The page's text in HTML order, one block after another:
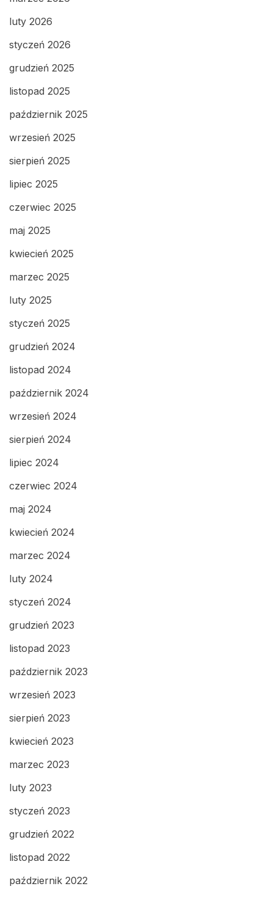
luty 2026
styczeń 2026
grudzień 2025
listopad 2025
październik 2025
wrzesień 2025
sierpień 2025
lipiec 2025
czerwiec 2025
maj 2025
kwiecień 2025
marzec 2025
luty 2025
styczeń 2025
grudzień 2024
listopad 2024
październik 2024
wrzesień 2024
sierpień 2024
lipiec 2024
czerwiec 2024
maj 2024
kwiecień 2024
marzec 2024
luty 2024
styczeń 2024
grudzień 2023
listopad 2023
październik 2023
wrzesień 2023
sierpień 2023
kwiecień 2023
marzec 2023
luty 2023
styczeń 2023
grudzień 2022
listopad 2022
październik 2022